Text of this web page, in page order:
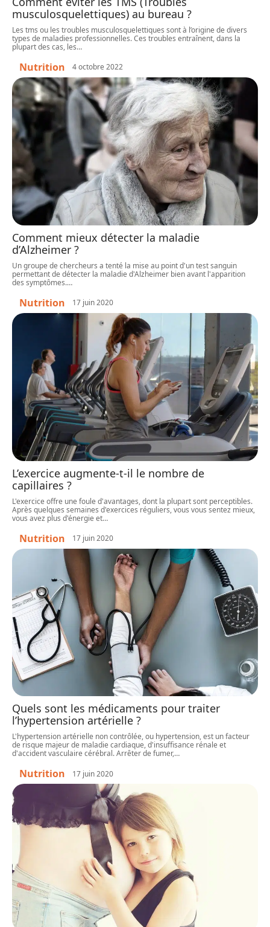
musculosquelettiques) au bureau ?
Les tms ou les troubles musculosquelettiques sont à l’origine de divers
types de maladies professionnelles. Ces troubles entraînent, dans la
plupart des cas, les…
Nutrition 4 octobre 2022
Comment mieux détecter la maladie
d’Alzheimer ?
Un groupe de chercheurs a tenté la mise au point d'un test sanguin
permettant de détecter la maladie d'Alzheimer bien avant l'apparition
des symptômes.…
Nutrition 17 juin 2020
L’exercice augmente-t-il le nombre de
capillaires ?
L'exercice offre une foule d'avantages, dont la plupart sont perceptibles.
Après quelques semaines d'exercices réguliers, vous vous sentez mieux,
vous avez plus d'énergie et…
Nutrition 17 juin 2020
Quels sont les médicaments pour traiter
l’hypertension artérielle ?
L'hypertension artérielle non contrôlée, ou hypertension, est un facteur
de risque majeur de maladie cardiaque, d'insuffisance rénale et
d'accident vasculaire cérébral. Arrêter de fumer,…
Nutrition 17 juin 2020